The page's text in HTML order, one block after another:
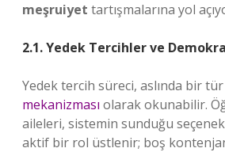
meşruiyet tartışmalarına yol
2.1. Yedek Tercihler ve
Yedek tercih süreci, aslında bir tür
mekanizması olarak okunabilir.
aileleri, sistemin sunduğu
aktif bir rol üstlenir; boş